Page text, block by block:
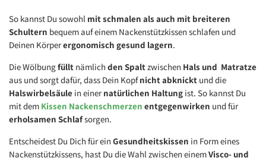
So kannst Du sowohl mit schmalen als auch mit breiteren
Schultern bequem auf einem Nackenstützkissen schlafen und
Deinen Körperergonomisch gesund lagern.
Die Wölbungfüllt nämlich den Spaltzwischen Hals und Matratze
aus und sorgt dafür, dass Dein Kopfnicht abknickt und die
Halswirbelsäule in einer natürlichen Haltung ist. So kannst Du
mit dem Kissen Nackenschmerzen entgegenwirken und für
erholsamen Schlafsorgen.
Entscheidest Du Dich für ein Gesundheitskissen in Form eines
Nackenstützkissens, hast Du die Wahl zwischen einemVisco- und